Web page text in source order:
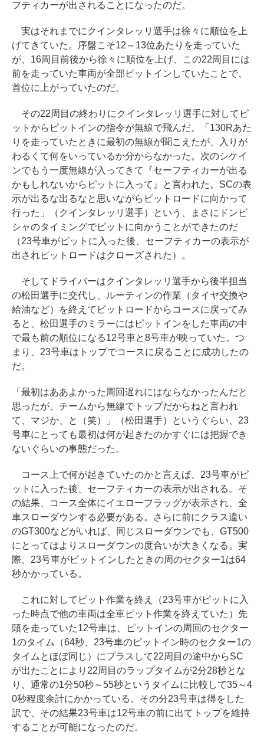
フティカーが出されることになったのだ。
実はそれまでにクインタレッリ選手は徐々に順位を上
げてきていた。序盤こそ12～13位あたりを走っていた
が、16周目前後から徐々に順位を上げ、この22周目には
前を走っていた車両が全部ピットインしていたことで、
首位に上がっていたのだ。
その22周目の終わりにクインタレッリ選手に対してピ
ットからピットインの指令が無線で飛んだ。「130Rあた
りを走っていたときに最初の無線が聞こえたが、入りが
わるくて何をいっているか分からなかった。次のシケイ
ンでもう一度無線が入ってきて『セーフティカーが出る
かもしれないからピットに入って』と言われた。SCの表
示が出るな出るなと思いながらピットロードに向かって
行った」（クインタレッリ選手）という、まさにドンピ
シャのタイミングでピットに向かうことができたのだ
（23号車がピットに入った後、セーフティカーの表示が
出されピットロードはクローズされた）。
そしてドライバーはクインタレッリ選手から後半担当
の松田選手に交代し、ルーティンの作業（タイヤ交換や
給油など）を終えてピットロードからコースに戻ってみ
ると、松田選手のミラーにはピットインをした車両の中
で最も前の順位になる12号車と8号車が映っていた。つ
まり、23号車はトップでコースに戻ることに成功したの
だ。
「最初はああよかった周回遅れにはならなかったんだと
思ったが、チームから無線でトップだからねと言われ
て、マジか、と（笑）」（松田選手）というぐらい、23
号車にとっても最初は何が起きたのかすぐには把握でき
ないぐらいの事態だった。
コース上で何が起きていたのかと言えば、23号車がピ
ットに入った後、セーフティカーの表示が出される。そ
の結果、コース全体にイエローフラッグが表示され、全
車スローダウンする必要がある。さらに前にクラス違い
のGT300などがいれば、同じスローダウンでも、GT500
にとってはよりスローダウンの度合いが大きくなる。実
際、23号車がピットインしたときの周のセクター1は64
秒かかっている。
これに対してピット作業を終え（23号車がピットに入
った時点で他の車両は全車ピット作業を終えていた）先
頭を走っていた12号車は、ピットインの周回のセクター
1のタイム（64秒、23号車のピットイン時のセクター1の
タイムとほぼ同じ）にプラスして22周目の途中からSC
が出たことにより22周目のラップタイムが2分28秒とな
り、通常の1分50秒～55秒というタイムに比較して35～4
0秒程度余計にかかっている。その分23号車は得をした
訳で、その結果23号車は12号車の前に出てトップを維持
することが可能になったのだ。